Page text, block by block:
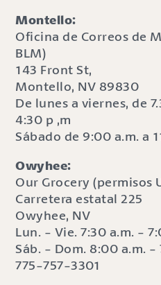
Montello:
Oficina de Correos de
BLM)
143 Front St,
Montello, NV 89830
De lunes a viernes, de
4:30 p ,m
Sábado de 9:00 a.m. a
Owyhee:
Our Grocery (permisos
Carretera estatal 225
Owyhee, NV
Lun. - Vie. 7:30 a.m. -
Sáb. - Dom. 8:00 a.m. -
775-757-3301